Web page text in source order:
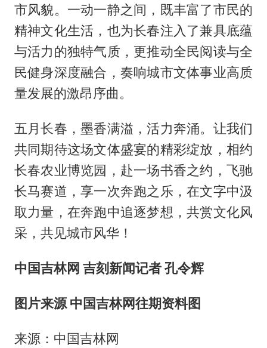
市风貌。一动一静之间，既丰富了市民的
精神文化生活，也为长春注入了兼具底蕴
与活力的独特气质，更推动全民阅读与全
民健身深度融合，奏响城市文体事业高质
量发展的激昂序曲。
五月长春，墨香满溢，活力奔涌。让我们
共同期待这场文体盛宴的精彩绽放，相约
长春农业博览园，赴一场书香之约，飞驰
长马赛道，享一次奔跑之乐，在文字中汲
取力量，在奔跑中追逐梦想，共赏文化风
采，共见城市风华！
中国吉林网 吉刻新闻记者 孔令辉
图片来源 中国吉林网往期资料图
来源：中国吉林网